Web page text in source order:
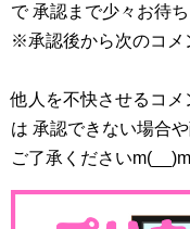
で 承認まで少々お待
※承認後から次のコメ
他人を不快させるコメ
は 承認できない場合
ご了承くださいm(__)m